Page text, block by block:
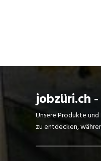
jobzüri.ch
Unsere Produkte
zu entdecken,